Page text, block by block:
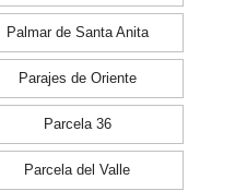
Palmar de Santa Anita
Parajes de Oriente
Parcela 36
Parcela del Valle